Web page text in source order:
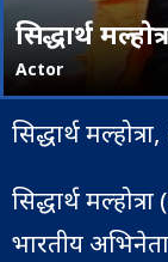
सिद्धार्थ
Actor
सिद्धार्थ
सिद्धार्थ
भारतीय